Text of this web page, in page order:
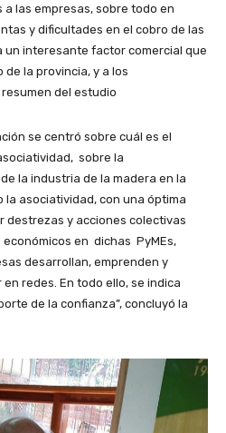
las empresas, sobre todo en
y dificultades en el cobro de las
un interesante factor comercial que
la provincia, y a los
del estudio
se centró sobre cuál es el
sobre la
la industria de la madera en la
la asociatividad, con una óptima
destrezas y acciones colectivas
en dichas PyMEs,
desarrollan, emprenden y
redes. En todo ello, se indica
de la confianza”, concluyó la